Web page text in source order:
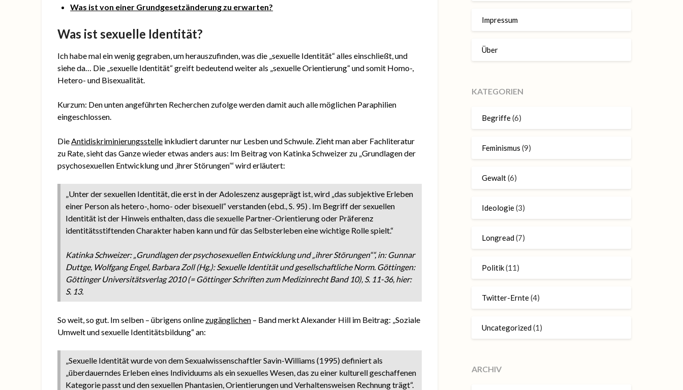
Was ist von einer Grundgesetzänderung zu erwarten?
Was ist sexuelle Identität?
Ich habe mal ein wenig gegraben, um herauszufinden, was die „sexuelle Identität“ alles einschließt, und
siehe da… Die „sexuelle Identität“ greift bedeutend weiter als „sexuelle Orientierung“ und somit Homo-,
Hetero- und Bisexualität.
Kurzum: Den unten angeführten Recherchen zufolge werden damit auch alle möglichen Paraphilien
eingeschlossen.
Die Antidiskriminierungsstelle inkludiert darunter nur Lesben und Schwule. Zieht man aber Fachliteratur
zu Rate, sieht das Ganze wieder etwas anders aus: Im Beitrag von Katinka Schweizer zu „Grundlagen der
psychosexuellen Entwicklung und ‚ihrer Störungen’“ wird erläutert:
„Unter der sexuellen Identität, die erst in der Adoleszenz ausgeprägt ist, wird „das subjektive Erleben
einer Person als hetero-, homo- oder bisexuell“ verstanden (ebd., S. 95) . Im Begriff der sexuellen
Identität ist der Hinweis enthalten, dass die sexuelle Partner-Orientierung oder Präferenz
identitätsstiftenden Charakter haben kann und für das Selbsterleben eine wichtige Rolle spielt.“
Katinka Schweizer: „Grundlagen der psychosexuellen Entwicklung und „ihrer Störungen““, in: Gunnar
Duttge, Wolfgang Engel, Barbara Zoll (Hg.): Sexuelle Identität und gesellschaftliche Norm. Göttingen:
Göttinger Universitätsverlag 2010 (= Göttinger Schriften zum Medizinrecht Band 10), S. 11-36, hier:
S. 13.
So weit, so gut. Im selben – übrigens online zugänglichen – Band merkt Alexander Hill im Beitrag: „Soziale
Umwelt und sexuelle Identitätsbildung“ an:
„Sexuelle Identität wurde von dem Sexualwissenschaftler Savin-Williams (1995) definiert als
„überdauerndes Erleben eines Individuums als ein sexuelles Wesen, das zu einer kulturell geschaffenen
Kategorie passt und den sexuellen Phantasien, Orientierungen und Verhaltensweisen Rechnung trägt“.
Impressum
Über
KATEGORIEN
Begriffe(6)
Feminismus (9)
Gewalt(6)
Ideologie(3)
Longread(7)
Politik(11)
Twitter-Ernte(4)
Uncategorized(1)
ARCHIV